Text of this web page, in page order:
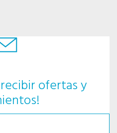
ofertas y